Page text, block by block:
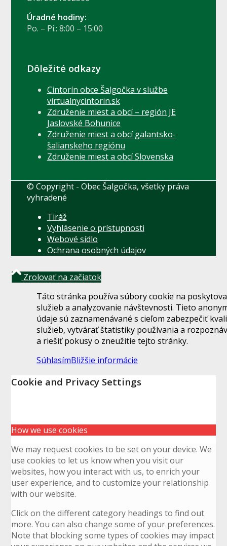
Úradné hodiny:
Po. – Pi.: 8:00 – 15:00
Dôležité odkazy
Cintorín obce Šalgočka v službe
virtualnycintorin.sk
Združenie miest a obcí – región JE
Jaslovské Bohunice
Združenie miest a obcí galantsko-
šalianskeho regiónu
Združenie miest a obcí Slovenska
© Copyright - Obec Šalgočka, všetky práva
vyhradené
Tiráž
Vyhlásenie o prístupnosti
Webové sídlo
Ochrana osobných údajov
Zrolovať na začiatok
Táto stránka používa súbory cookie na
služieb a analyzovanie návštevnosti. Tieto
údaje sú zaznamenávané s cieľom zabezpečiť
služieb, vytvárať štatistiky používania a
a riešiť pokusy o zneužitie tejto stránky.
SúhlasímBližšie informácie
Cookie and Privacy Settings
How we use cookies
We may request cookies to be set on your device. We
use cookies to let us know when you visit our
websites, how you interact with us, to enrich your
user experience, and to customize your relationship
with our website.
Click on the different category headings to find out
more. You can also change some of your preferences.
Note that blocking some types of cookies may impact